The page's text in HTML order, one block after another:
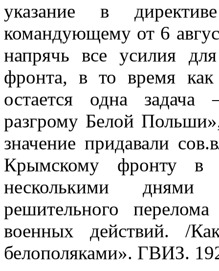
указание в
командующему от 6
напрячь все усилия
фронта, в то время
остается одна
разгрому Белой
значение придавали
Крымскому фронту в
несколькими днями
решительного
военных действий. /
белополяками». ГВИЗ.